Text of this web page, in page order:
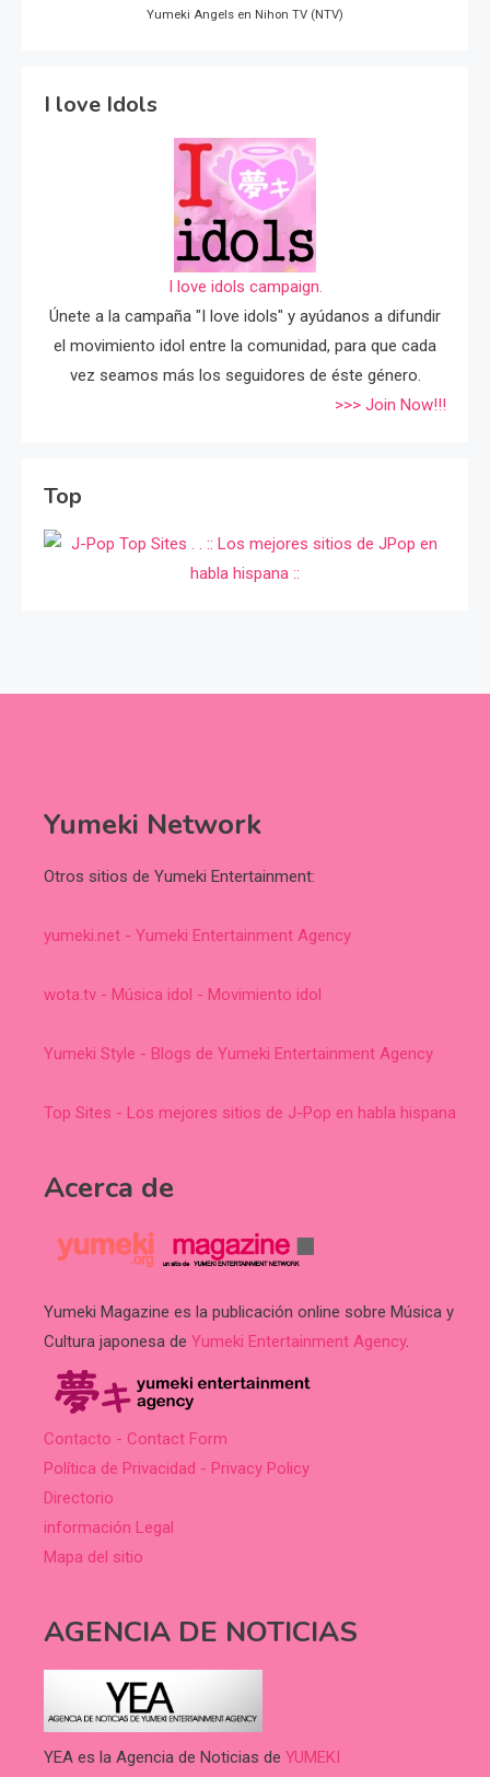
Yumeki Angels en Nihon TV (NTV)
I love Idols
I love idols campaign.
Únete a la campaña "I love idols" y ayúdanos a difundir
el movimiento idol entre la comunidad, para que cada
vez seamos más los seguidores de éste género.
>>> Join Now!!!
Top
Yumeki Network
Otros sitios de Yumeki Entertainment:
yumeki.net - Yumeki Entertainment Agency
wota.tv - Música idol - Movimiento idol
Yumeki Style - Blogs de Yumeki Entertainment Agency
Top Sites - Los mejores sitios de J-Pop en habla hispana
Acerca de
Yumeki Magazine es la publicación online sobre Música y
Cultura japonesa de Yumeki Entertainment Agency.
Contacto - Contact Form
Política de Privacidad - Privacy Policy
Directorio
información Legal
Mapa del sitio
AGENCIA DE NOTICIAS
YEA es la Agencia de Noticias de YUMEKI